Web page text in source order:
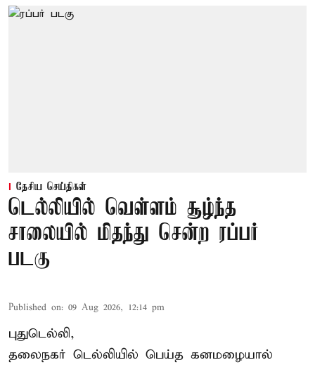
தேசிய செய்திகள்
டெல்லியில் வெள்ளம் சூழ்ந்த
சாலையில் மிதந்து சென்ற ரப்பர்
படகு
Published on: 09 Aug 2026, 12:14 pm
புதுடெல்லி,
தலைநகர் டெல்லியில் பெய்த கனமழையால்